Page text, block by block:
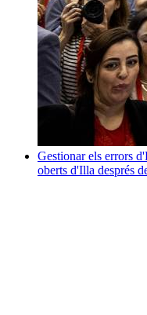
Gestionar els errors
oberts d'Illa després